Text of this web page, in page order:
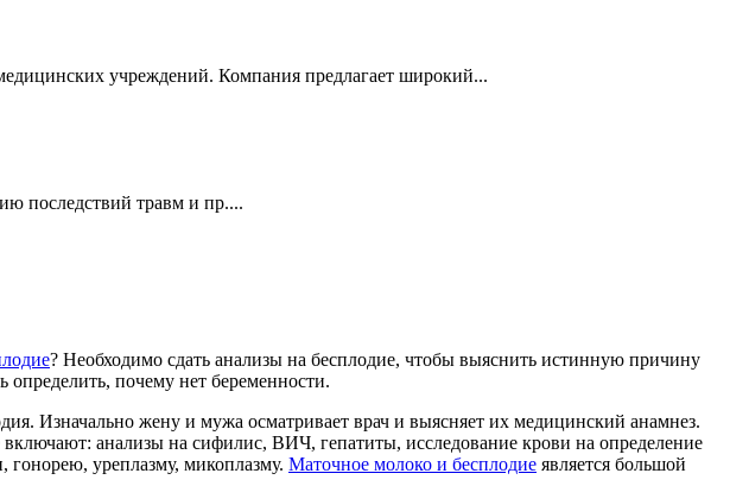
учреждений. Компания предлагает широкий...
последствий травм и пр....
? Необходимо сдать анализы на бесплодие, чтобы выяснить истинную причину
почему нет беременности.
Изначально жену и мужа осматривает врач и выясняет их медицинский анамнез.
включают: анализы на сифилис, ВИЧ, гепатиты, исследование крови на определение
уреплазму, микоплазму. Маточное молоко и бесплодие является большой